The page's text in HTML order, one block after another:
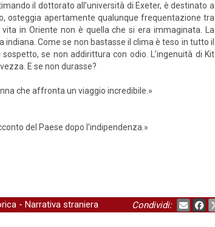
il dottorato all’università di Exeter, è destinato a
osteggia apertamente qualunque frequentazione tra
in Oriente non è quella che si era immaginata. La
Come se non bastasse il clima è teso in tutto il
se non addirittura con odio. L’ingenuità di Kit
E se non durasse?
che affronta un viaggio incredibile.»
del Paese dopo l’indipendenza.»
- Narrativa straniera Condividi: